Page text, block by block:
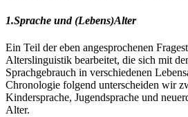
1.Sprache und (Lebens)Alter
Ein Teil der eben angesprochenen
Alterslinguistik bearbeitet, die sich mit
Sprachgebrauch in verschiedenen
Chronologie folgend unterscheiden wir
Kindersprache, Jugendsprache und
Alter.